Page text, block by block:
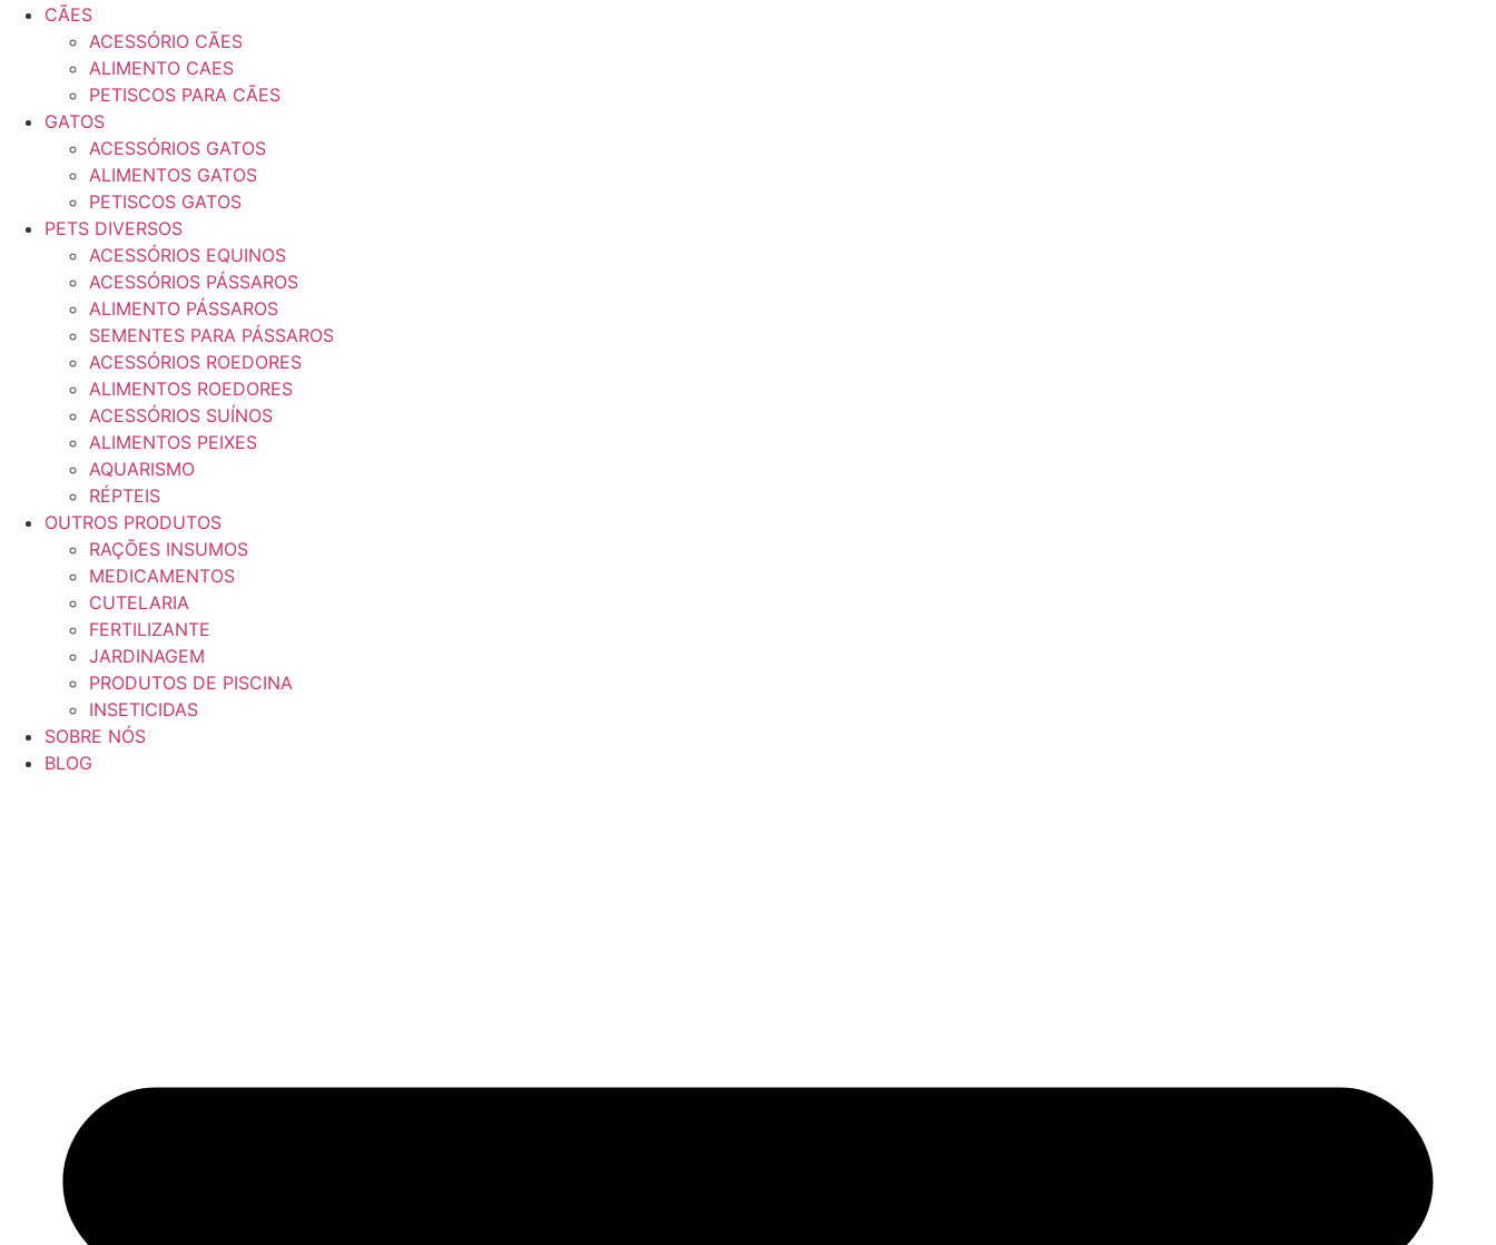
CÃES
ACESSÓRIO CÃES
ALIMENTO CAES
PETISCOS PARA CÃES
GATOS
ACESSÓRIOS GATOS
ALIMENTOS GATOS
PETISCOS GATOS
PETS DIVERSOS
ACESSÓRIOS EQUINOS
ACESSÓRIOS PÁSSAROS
ALIMENTO PÁSSAROS
SEMENTES PARA PÁSSAROS
ACESSÓRIOS ROEDORES
ALIMENTOS ROEDORES
ACESSÓRIOS SUÍNOS
ALIMENTOS PEIXES
AQUARISMO
RÉPTEIS
OUTROS PRODUTOS
RAÇÕES INSUMOS
MEDICAMENTOS
CUTELARIA
FERTILIZANTE
JARDINAGEM
PRODUTOS DE PISCINA
INSETICIDAS
SOBRE NÓS
BLOG